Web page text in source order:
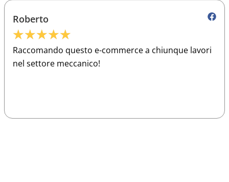
Roberto
★★★★★
Raccomando questo e-commerce a chiunque lavori
nel settore meccanico!